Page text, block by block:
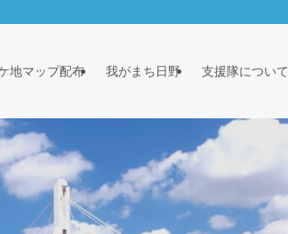
地マップ配布 我がまち日野 支援隊について